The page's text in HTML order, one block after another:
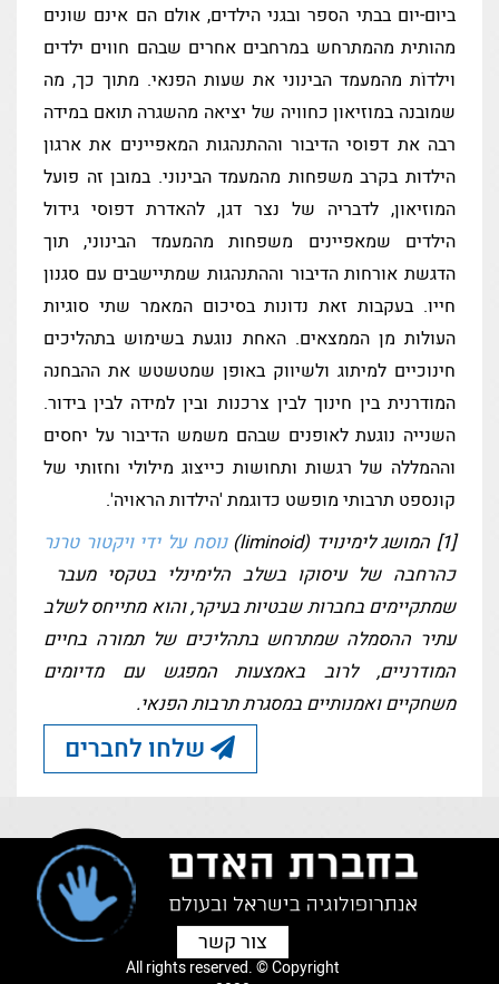
ביום-יום בבתי הספר ובגני הילדים, אולם הם אינם שונים
מהותית מהמתרחש במרחבים אחרים שבהם חווים ילדים
וילדוֹת מהמעמד הבינוני את שעות הפנאי. מתוך כך, מה
שמובנה במוזיאון כחוויה של יציאה מהשגרה תואם במידה
רבה את דפוסי הדיבור וההתנהגות המאפיינים את ארגון
הילדוּת בקרב משפחות מהמעמד הבינוני. במובן זה פועל
המוזיאון, לדבריה של נצר דגן, להאדרת דפוסי גידול
הילדים שמאפיינים משפחות מהמעמד הבינוני, תוך
הדגשת אורחות הדיבור וההתנהגות שמתיישבים עם סגנון
חייו. בעקבות זאת נדונות בסיכום המאמר שתי סוגיות
העולות מן הממצאים. האחת נוגעת בשימוש בתהליכים
חינוכיים למיתוג ולשיווק באופן שמטשטש את ההבחנה
המודרנית בין חינוך לבין צרכנות ובין למידה לבין בידור.
השנייה נוגעת לאופנים שבהם משמש הדיבור על יחסים
וההמללה של רגשות ותחושות כייצוג מילולי וחזותי של
קונספט תרבותי מופשט כדוגמת 'הילדות הראויה'.
[1] המושג לימינויד (liminoid)
נוסח על ידי ויקטור טרנר
כהרחבה של עיסוקו בשלב הלימינלי בטקסי מעבר
שמתקיימים בחברות שבטיות בעיקר, והוא מתייחס לשלב
עתיר ההסמלה שמתרחש בתהליכים של תמורה בחיים
המודרניים, לרוב באמצעות המפגש עם מדיומים
משחקיים ואמנותיים במסגרת תרבות הפנאי.
שלחו לחברים
All rights reserved. © Copyright
צור קשר